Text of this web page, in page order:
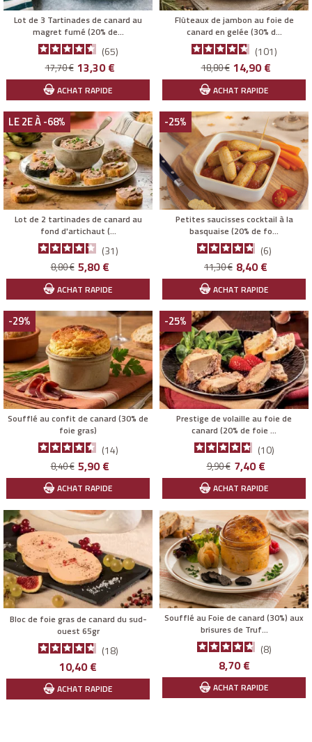
Lot de 3 Tartinades de canard au
magret fumé (20% de...
65
Prix
de
base
17,70 € Prix
13,30 €
ACHAT RAPIDE
Flûteaux de jambon au foie de
canard en gelée (30% d...
101
Prix
de
base
18,80 € Prix
14,90 €
ACHAT RAPIDE
LE 2E À -68%
Lot de 2 tartinades de canard au
fond d'artichaut (...
31
Prix
de
base
8,80 € Prix
5,80 €
ACHAT RAPIDE
-25%
Petites saucisses cocktail à la
basquaise (20% de fo...
6
Prix
de
base
11,30 € Prix
8,40 €
ACHAT RAPIDE
-29%
Soufflé au confit de canard (30% de
foie gras)
14
Prix
de
base
8,40 € Prix
5,90 €
ACHAT RAPIDE
-25%
Prestige de volaille au foie de
canard (20% de foie ...
10
Prix
de
base
9,90 € Prix
7,40 €
ACHAT RAPIDE
Bloc de foie gras de canard du sud-
ouest 65gr
18
Prix
10,40 €
ACHAT RAPIDE
Soufflé au Foie de canard (30%) aux
brisures de Truf...
8
Prix
8,70 €
ACHAT RAPIDE